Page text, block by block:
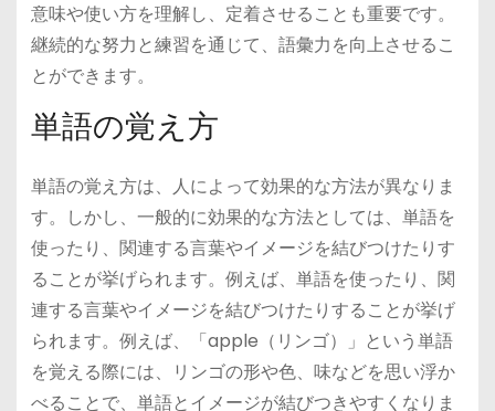
意味や使い方を理解し、定着させることも重要です。
継続的な努力と練習を通じて、語彙力を向上させるこ
とができます。
単語の覚え方
単語の覚え方は、人によって効果的な方法が異なりま
す。しかし、一般的に効果的な方法としては、単語を
使ったり、関連する言葉やイメージを結びつけたりす
ることが挙げられます。例えば、単語を使ったり、関
連する言葉やイメージを結びつけたりすることが挙げ
られます。例えば、「apple（リンゴ）」という単語
を覚える際には、リンゴの形や色、味などを思い浮か
べることで、単語とイメージが結びつきやすくなりま